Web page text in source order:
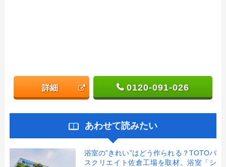
詳細 0120-091-026
あわせて読みたい
浴室の”きれい”はどう作られる？TOTOバ
スクリエイト佐倉工場を取材。浴室「シ